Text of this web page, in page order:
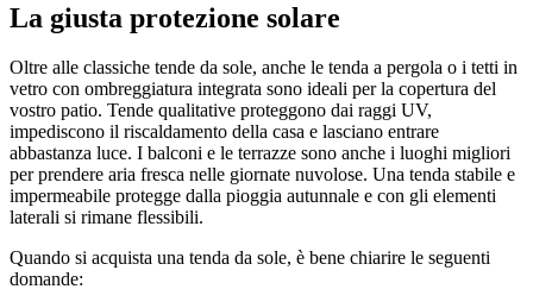
La giusta protezione solare
Oltre alle classiche tende da sole, anche le tenda a pergola o i tetti in
vetro con ombreggiatura integrata sono ideali per la copertura del
vostro patio. Tende qualitative proteggono dai raggi UV,
impediscono il riscaldamento della casa e lasciano entrare
abbastanza luce. I balconi e le terrazze sono anche i luoghi migliori
per prendere aria fresca nelle giornate nuvolose. Una tenda stabile e
impermeabile protegge dalla pioggia autunnale e con gli elementi
laterali si rimane flessibili.
Quando si acquista una tenda da sole, è bene chiarire le seguenti
domande: